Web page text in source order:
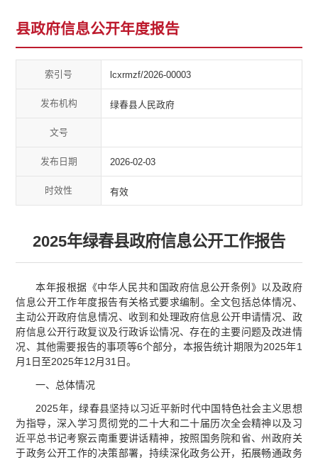
县政府信息公开年度报告
索引号 lcxrmzf/2026-00003
发布机构 绿春县人民政府
文号
发布日期 2026-02-03
时效性 有效
2025年绿春县政府信息公开工作报告
本年报根据《中华人民共和国政府信息公开条例》以及政府
信息公开工作年度报告有关格式要求编制。全文包括总体情况、
主动公开政府信息情况、收到和处理政府信息公开申请情况、政
府信息公开行政复议及行政诉讼情况、存在的主要问题及改进情
况、其他需要报告的事项等6个部分，本报告统计期限为2025年1
月1日至2025年12月31日。
一、总体情况
2025年，绿春县坚持以习近平新时代中国特色社会主义思想
为指导，深入学习贯彻党的二十大和二十届历次全会精神以及习
近平总书记考察云南重要讲话精神，按照国务院和省、州政府关
于政务公开工作的决策部署，持续深化政务公开，拓展畅通政务